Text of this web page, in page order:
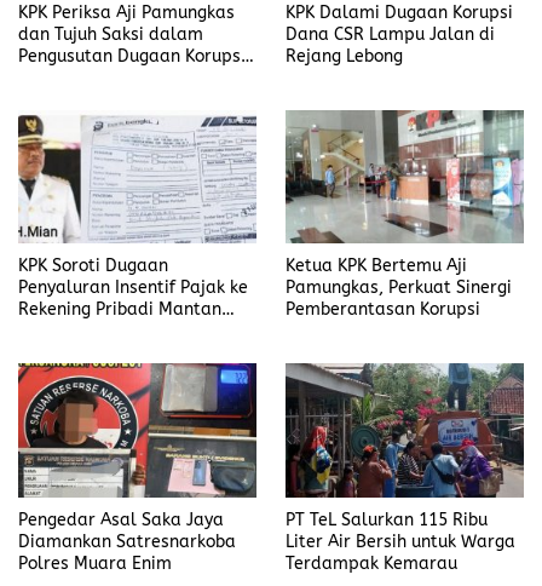
KPK Periksa Aji Pamungkas
dan Tujuh Saksi dalam
Pengusutan Dugaan Korupsi
KPK Dalami Dugaan Korupsi
Dana CSR Lampu Jalan di
Rejang Lebong
KPK Soroti Dugaan
Penyaluran Insentif Pajak ke
Rekening Pribadi Mantan
Ketua KPK Bertemu Aji
Pamungkas, Perkuat Sinergi
Pemberantasan Korupsi
Pengedar Asal Saka Jaya
Diamankan Satresnarkoba
Polres Muara Enim
PT TeL Salurkan 115 Ribu
Liter Air Bersih untuk Warga
Terdampak Kemarau